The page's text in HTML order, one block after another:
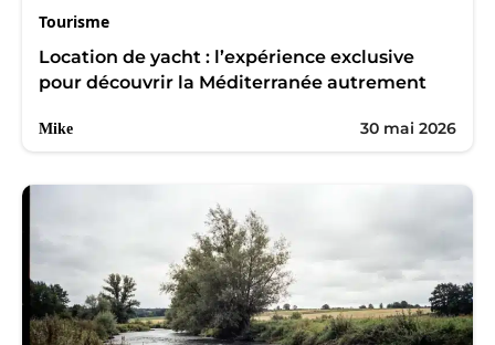
Tourisme
Location de yacht : l’expérience exclusive
pour découvrir la Méditerranée autrement
Mike 30 mai 2026